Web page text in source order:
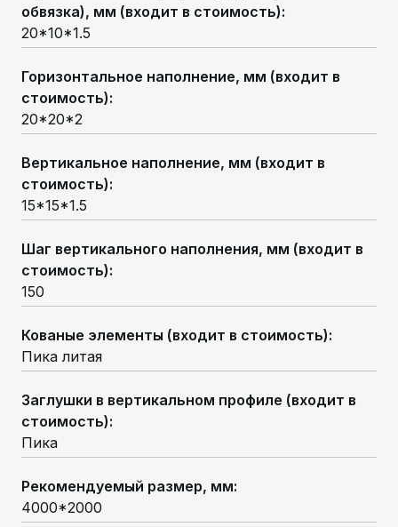
обвязка), мм (входит в стоимость):
20*10*1.5
Горизонтальное наполнение, мм (входит в
стоимость):
20*20*2
Вертикальное наполнение, мм (входит в
стоимость):
15*15*1.5
Шаг вертикального наполнения, мм (входит в
стоимость):
150
Кованые элементы (входит в стоимость):
Пика литая
Заглушки в вертикальном профиле (входит в
стоимость):
Пика
Рекомендуемый размер, мм:
4000*2000